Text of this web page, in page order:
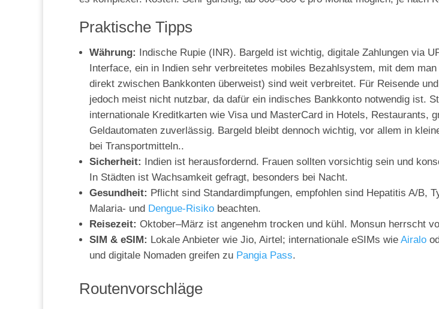
Praktische Tipps
Währung: Indische Rupie (INR). Bargeld ist wichtig, digitale Zahlungen via
Interface, ein in Indien sehr verbreitetes mobiles Bezahlsystem, mit dem man
direkt zwischen Bankkonten überweist) sind weit verbreitet. Für Reisende
jedoch meist nicht nutzbar, da dafür ein indisches Bankkonto notwendig ist.
internationale Kreditkarten wie Visa und MasterCard in Hotels, Restaurants,
Geldautomaten zuverlässig. Bargeld bleibt dennoch wichtig, vor allem in
bei Transportmitteln..
Sicherheit: Indien ist herausfordernd. Frauen sollten vorsichtig sein und
In Städten ist Wachsamkeit gefragt, besonders bei Nacht.
Gesundheit: Pflicht sind Standardimpfungen, empfohlen sind Hepatitis A/B,
Malaria- und Dengue-Risiko beachten.
Reisezeit: Oktober–März ist angenehm trocken und kühl. Monsun herrscht
SIM & eSIM: Lokale Anbieter wie Jio, Airtel; internationale eSIMs wie Airalo
und digitale Nomaden greifen zu Pangia Pass.
Routenvorschläge